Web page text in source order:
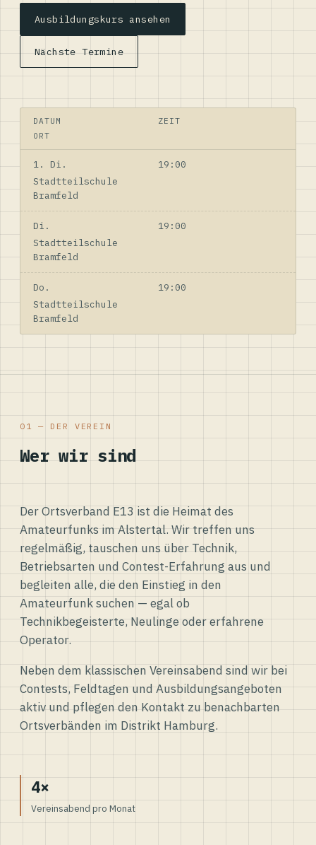
Ausbildungskurs ansehen
Nächste Termine
DATUM
ZEIT
ORT
1. Di.
19:00
Stadtteilschule
Bramfeld
Di.
19:00
Stadtteilschule
Bramfeld
Do.
19:00
Stadtteilschule
Bramfeld
01 — DER VEREIN
Wer wir sind
Der Ortsverband E13 ist die Heimat des
Amateurfunks im Alstertal. Wir treffen uns
regelmäßig, tauschen uns über Technik,
Betriebsarten und Contest-Erfahrung aus und
begleiten alle, die den Einstieg in den
Amateurfunk suchen — egal ob
Technikbegeisterte, Neulinge oder erfahrene
Operator.
Neben dem klassischen Vereinsabend sind wir bei
Contests, Feldtagen und Ausbildungsangeboten
aktiv und pflegen den Kontakt zu benachbarten
Ortsverbänden im Distrikt Hamburg.
4×
Vereinsabend pro Monat